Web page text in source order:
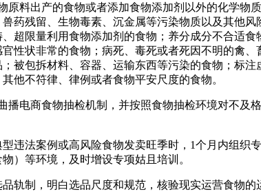
出产的食物或者添加食物添加剂以外的化学物
药残留、生物毒素、沉金属等污染物质以及其他风
超限量利用食物添加剂的食物；养分成分不合适食
性状非常的食物；病死、毒死或者死因不明的禽
被包拆材料、容器、运输东西等污染的食物；标
他不符律、律例或者食物平安尺度的食物。
电商食物抽检机制，并按照食物抽检环境对不及
法案例或高风险食物发卖旺季时，1个月内组织
）等环境，及时增设专项姑且培训。
制，明白选品尺度和规范，核验现实运营食物的